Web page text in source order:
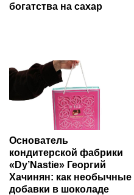
богатства на сахар
Основатель
кондитерской фабрики
«Dy’Nastie» Георгий
Хачинян: как необычные
добавки в шоколаде